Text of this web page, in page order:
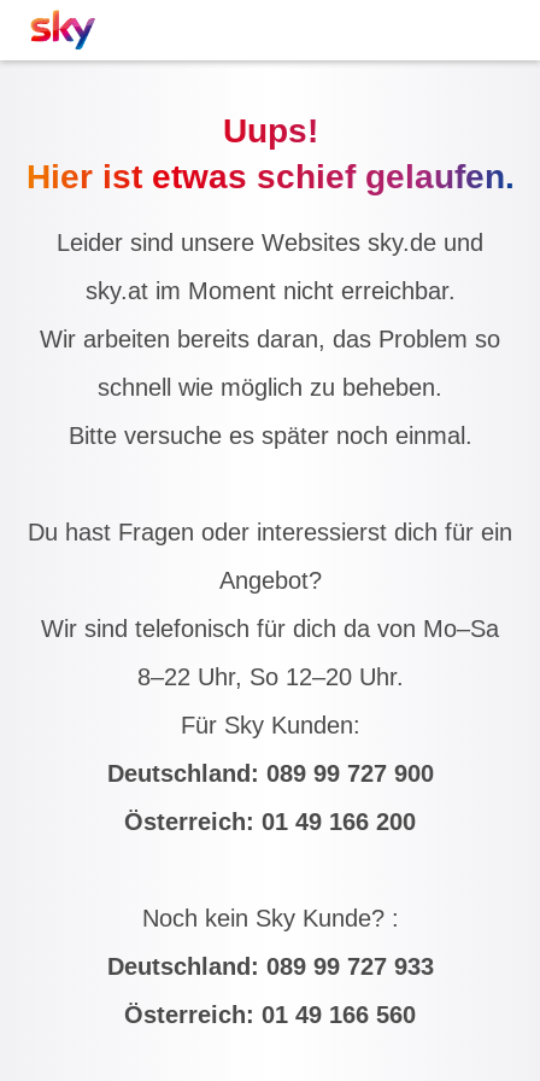
Uups!
Hier ist etwas schief gelaufen.
Leider sind unsere Websites sky.de und
sky.at im Moment nicht erreichbar.
Wir arbeiten bereits daran, das Problem so
schnell wie möglich zu beheben.
Bitte versuche es später noch einmal.
Du hast Fragen oder interessierst dich für ein
Angebot?
Wir sind telefonisch für dich da von Mo–Sa
8–22 Uhr, So 12–20 Uhr.
Für Sky Kunden:
Deutschland: 089 99 727 900
Österreich: 01 49 166 200
Noch kein Sky Kunde? :
Deutschland: 089 99 727 933
Österreich: 01 49 166 560